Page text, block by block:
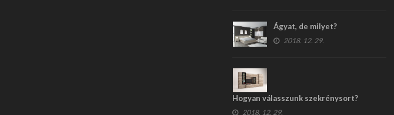
Ágyat, de milyet?
2018. 12. 29.
Hogyan válasszunk szekrénysort?
2018. 12. 29.